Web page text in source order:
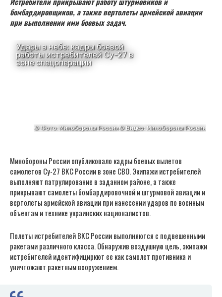
бомбардировщиков, а также вертолеты армейской авиации
при выполнении ими боевых задач.
Минобороны России опубликовало кадры боевых вылетов
самолетов Су-27 ВКС России в зоне СВО. Экипажи истребителей
выполняют патрулирование в заданном районе, а также
прикрывают самолеты бомбардировочной и штурмовой авиации и
вертолеты армейской авиации при нанесении ударов по военным
объектам и технике украинских националистов.
Полеты истребителей ВКС России выполняются с подвешенными
ракетами различного класса. Обнаружив воздушную цель, экипажи
истребителей идентифициркют ее как самолет противника и
уничтожают ракетным вооружением.